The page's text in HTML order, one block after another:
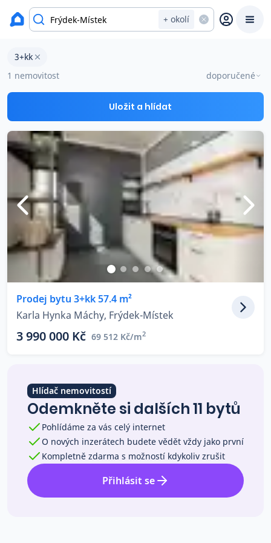
+ okolí
Prodat
Prodej s Reas.cz
Chytrý odhad ceny
Ceny prodaných nemovitostí
Okamžitý výkup
Přehled realitních makléřů
Co říkají naši zákazníci
Blog
O nás
Byty na prodej
Byty 3+kk na prodej v okresu Frýdek-Místek
3+kk
1 nemovitost
doporučené
Uložit a hlídat
Prodej bytu 3+kk 57.4 m²
Karla Hynka Máchy, Frýdek-Místek
3 990 000 Kč 69 512 Kč/m2
Hlídač nemovitostí
Odemkněte si dalších 11 bytů
Pohlídáme za vás celý internet
O nových inzerátech budete vědět vždy jako první
Kompletně zdarma s možností kdykoliv zrušit
Přihlásit se